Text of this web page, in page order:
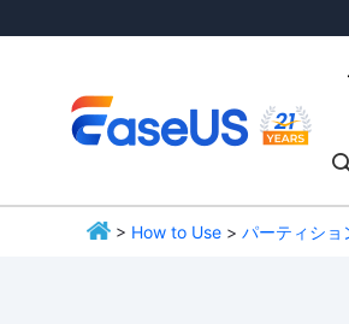

> How to Use > パーティショ